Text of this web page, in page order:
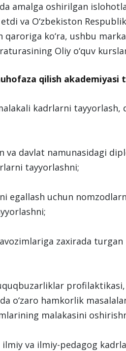
amalga oshirilgan
va O‘zbekiston
qaroriga ko‘ra, ushbu
Oliy o‘quv
qilish akademiyasi
kadrlarni tayyorlash,
va davlat namunasidagi
tayyorlashni;
egallash uchun
zaxirada
o‘zaro hamkorlik
malakasini
va ilmiy-pedagog